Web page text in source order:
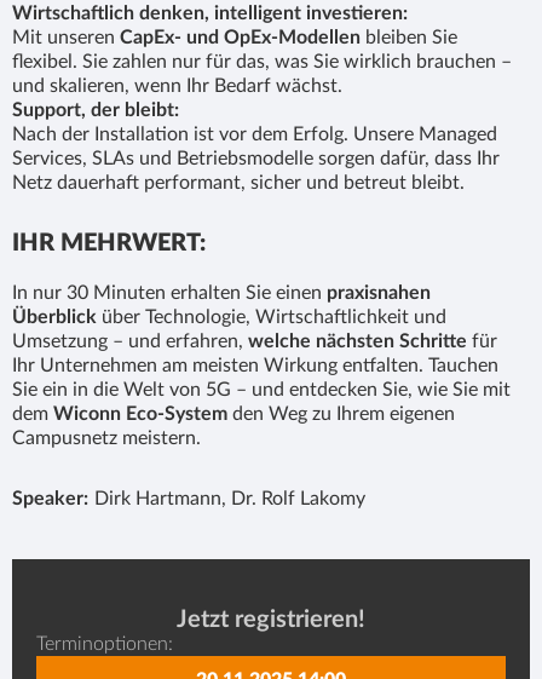
Wirtschaftlich denken, intelligent investieren:
Mit unseren CapEx- und OpEx-Modellen bleiben Sie
flexibel. Sie zahlen nur für das, was Sie wirklich brauchen –
und skalieren, wenn Ihr Bedarf wächst.
Support, der bleibt:
Nach der Installation ist vor dem Erfolg. Unsere Managed
Services, SLAs und Betriebsmodelle sorgen dafür, dass Ihr
Netz dauerhaft performant, sicher und betreut bleibt.
IHR MEHRWERT:
In nur 30 Minuten erhalten Sie einen praxisnahen
Überblick über Technologie, Wirtschaftlichkeit und
Umsetzung – und erfahren, welche nächsten Schritte für
Ihr Unternehmen am meisten Wirkung entfalten. Tauchen
Sie ein in die Welt von 5G – und entdecken Sie, wie Sie mit
dem Wiconn Eco-System den Weg zu Ihrem eigenen
Campusnetz meistern.
Speaker: Dirk Hartmann, Dr. Rolf Lakomy
Jetzt registrieren!
Terminoptionen: